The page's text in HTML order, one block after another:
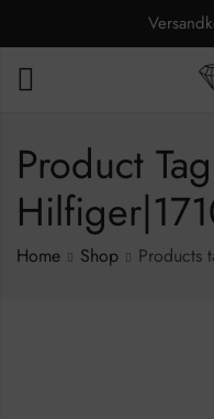
Product
Home Shop Products